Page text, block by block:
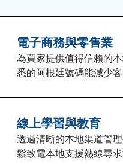
電子商務與零售業
為買家提供值得信賴的
悉的阿根廷號碼能減少客
線上學習與教育
透過清晰的本地渠道管
鬆致電本地支援熱線尋求